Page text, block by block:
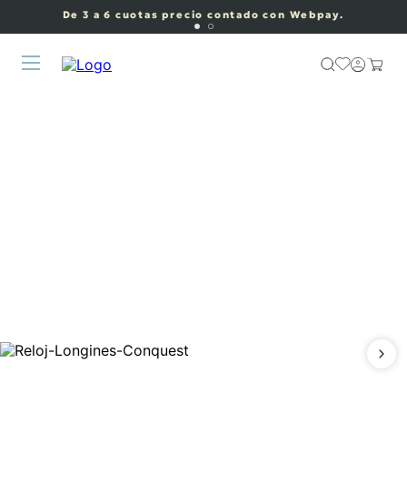
De 3 a 6 cuotas precio contado con Webpay.